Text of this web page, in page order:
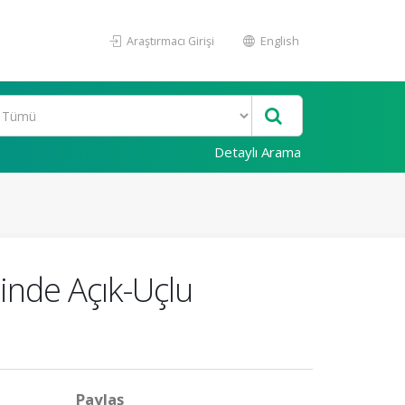
Araştırmacı Girişi English
Detaylı Arama
Açık-Uçlu
Paylaş